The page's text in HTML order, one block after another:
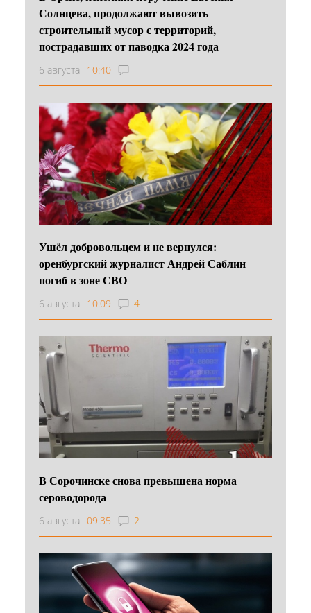
Солнцева, продолжают вывозить
строительный мусор с территорий,
пострадавших от паводка 2024 года
6 августа 10:40
Ушёл добровольцем и не вернулся:
оренбургский журналист Андрей Саблин
погиб в зоне СВО
6 августа 10:09 4
В Сорочинске снова превышена норма
сероводорода
6 августа 09:35 2